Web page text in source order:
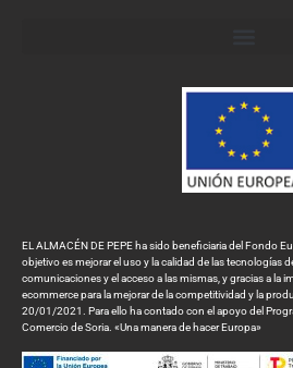
EL ALMACÉN DE PEPE ha sido beneficiaria del Fondo
objetivo es mejorar el uso y la calidad de las tecnologías
comunicaciones y el acceso a las mismas, y gracias a la
ecommerce para la mejorar de la competitividad y la
20/01/2021. Para ello ha contado con el apoyo del
Comercio de Soria. «Una manera de hacer Europa»